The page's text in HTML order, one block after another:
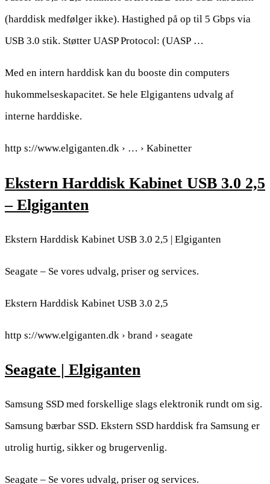
(harddisk medfølger ikke). Hastighed på op til 5 Gbps via
USB 3.0 stik. Støtter UASP Protocol: (UASP …
Med en intern harddisk kan du booste din computers
hukommelseskapacitet. Se hele Elgigantens udvalg af
interne harddiske.
http s://www.elgiganten.dk › … › Kabinetter
Ekstern Harddisk Kabinet USB 3.0 2,5
– Elgiganten
Ekstern Harddisk Kabinet USB 3.0 2,5 | Elgiganten
Seagate – Se vores udvalg, priser og services.
Ekstern Harddisk Kabinet USB 3.0 2,5
http s://www.elgiganten.dk › brand › seagate
Seagate | Elgiganten
Samsung SSD med forskellige slags elektronik rundt om sig.
Samsung bærbar SSD. Ekstern SSD harddisk fra Samsung er
utrolig hurtig, sikker og brugervenlig.
Seagate – Se vores udvalg, priser og services.